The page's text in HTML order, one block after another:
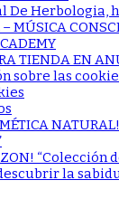
De Herbologia,
– MÚSICA
TIENDA EN
sobre las
“Colección
la